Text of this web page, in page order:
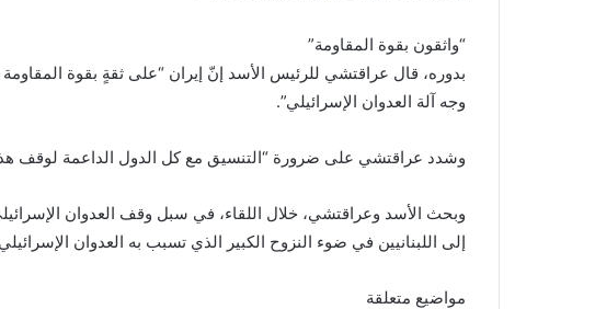
“واثقون بقوة المقاومة”
بدوره، قال عراقتشي للرئيس الأسد إنّ إيران “على ثقةٍ بقوة
وجه آلة العدوان الإسرائيلي”.
وشدد عراقتشي على ضرورة “التنسيق مع كل الدول الداعمة لوقف
وبحث الأسد وعراقتشي، خلال اللقاء، في سبل وقف العدوان
إلى اللبنانيين في ضوء النزوح الكبير الذي تسبب به العدوان
مواضيع متعلقة